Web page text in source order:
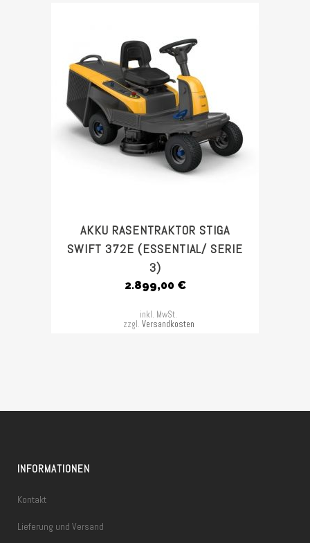
AKKU RASENTRAKTOR STIGA
SWIFT 372E (ESSENTIAL/ SERIE
3)
2.899,00 €
inkl. MwSt.
zzgl. Versandkosten
INFORMATIONEN
Kontakt
Lieferung und Versand